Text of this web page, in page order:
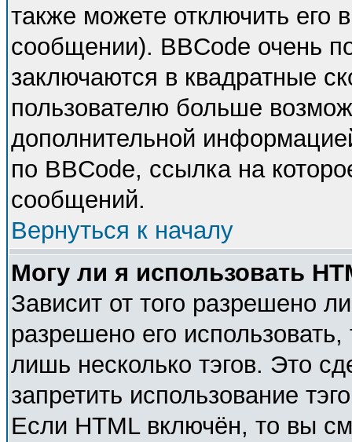
также можете отключить
сообщении). BBCode очень
заключаются в квадратные
пользователю больше
дополнительной
по BBCode, ссылка на
сообщений.
Вернуться к началу
Могу ли я использовать
Зависит от того разрешено
разрешено его использовать,
лишь несколько тэгов. Это
запретить использование
Если HTML включён, то вы